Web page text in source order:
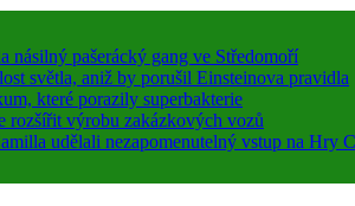
násilný pašerácký gang ve Středomoří
světla, aniž by porušil Einsteinova pravidla
které porazily superbakterie
rozšířit výrobu zakázkových vozů
udělali nezapomenutelný vstup na Hry